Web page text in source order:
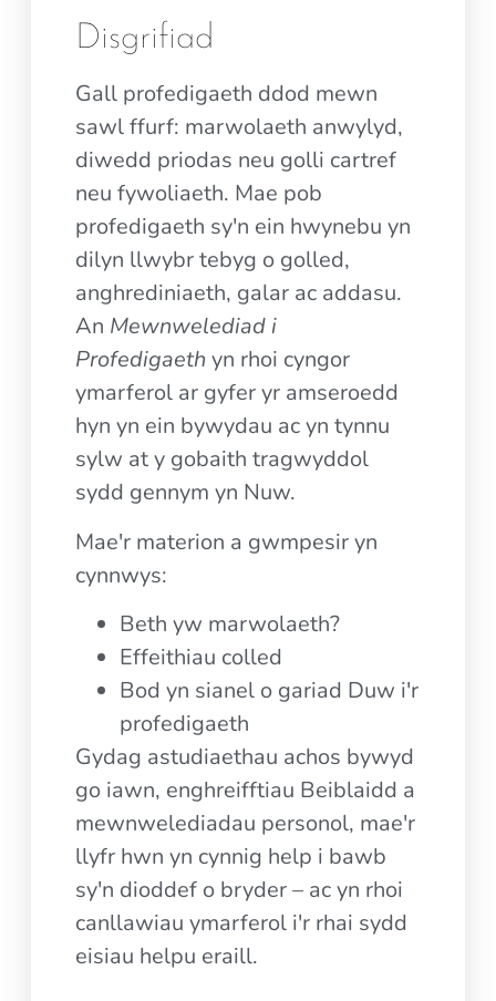
Disgrifiad
Gall profedigaeth ddod mewn
sawl ffurf: marwolaeth anwylyd,
diwedd priodas neu golli cartref
neu fywoliaeth. Mae pob
profedigaeth sy'n ein hwynebu yn
dilyn llwybr tebyg o golled,
anghrediniaeth, galar ac addasu.
An Mewnwelediad i
Profedigaeth yn rhoi cyngor
ymarferol ar gyfer yr amseroedd
hyn yn ein bywydau ac yn tynnu
sylw at y gobaith tragwyddol
sydd gennym yn Nuw.
Mae'r materion a gwmpesir yn
cynnwys:
Beth yw marwolaeth?
Effeithiau colled
Bod yn sianel o gariad Duw i'r
profedigaeth
Gydag astudiaethau achos bywyd
go iawn, enghreifftiau Beiblaidd a
mewnwelediadau personol, mae'r
llyfr hwn yn cynnig help i bawb
sy'n dioddef o bryder – ac yn rhoi
canllawiau ymarferol i'r rhai sydd
eisiau helpu eraill.